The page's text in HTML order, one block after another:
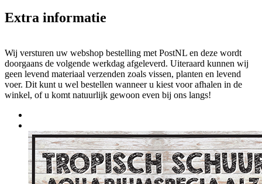
Extra informatie
Wij versturen uw webshop bestelling met PostNL en deze wordt
doorgaans de volgende werkdag afgeleverd. Uiteraard kunnen wij
geen levend materiaal verzenden zoals vissen, planten en levend
voer. Dit kunt u wel bestellen wanneer u kiest voor afhalen in de
winkel, of u komt natuurlijk gewoon even bij ons langs!